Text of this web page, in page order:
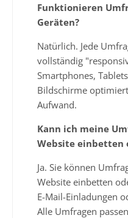
Funktionieren
Geräten?
Natürlich. Jede
vollständig
Smartphones,
Bildschirme
Aufwand.
Kann ich meine
Website einbetten
Ja. Sie können
Website einbetten
E-Mail-Einladungen
Alle Umfragen